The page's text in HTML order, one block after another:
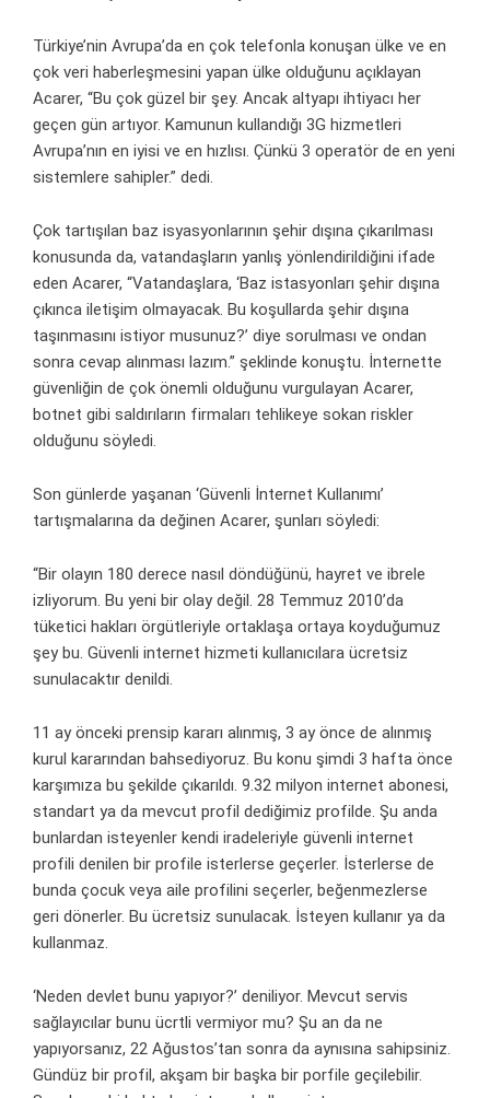
Türkiye’nin Avrupa’da en çok telefonla konuşan ülke ve en
çok veri haberleşmesini yapan ülke olduğunu açıklayan
Acarer, “Bu çok güzel bir şey. Ancak altyapı ihtiyacı her
geçen gün artıyor. Kamunun kullandığı 3G hizmetleri
Avrupa’nın en iyisi ve en hızlısı. Çünkü 3 operatör de en yeni
sistemlere sahipler.” dedi.
Çok tartışılan baz isyasyonlarının şehir dışına çıkarılması
konusunda da, vatandaşların yanlış yönlendirildiğini ifade
eden Acarer, “Vatandaşlara, ‘Baz istasyonları şehir dışına
çıkınca iletişim olmayacak. Bu koşullarda şehir dışına
taşınmasını istiyor musunuz?’ diye sorulması ve ondan
sonra cevap alınması lazım.” şeklinde konuştu. İnternette
güvenliğin de çok önemli olduğunu vurgulayan Acarer,
botnet gibi saldırıların firmaları tehlikeye sokan riskler
olduğunu söyledi.
Son günlerde yaşanan ‘Güvenli İnternet Kullanımı’
tartışmalarına da değinen Acarer, şunları söyledi:
“Bir olayın 180 derece nasıl döndüğünü, hayret ve ibrele
izliyorum. Bu yeni bir olay değil. 28 Temmuz 2010’da
tüketici hakları örgütleriyle ortaklaşa ortaya koyduğumuz
şey bu. Güvenli internet hizmeti kullanıcılara ücretsiz
sunulacaktır denildi.
11 ay önceki prensip kararı alınmış, 3 ay önce de alınmış
kurul kararından bahsediyoruz. Bu konu şimdi 3 hafta önce
karşımıza bu şekilde çıkarıldı. 9.32 milyon internet abonesi,
standart ya da mevcut profil dediğimiz profilde. Şu anda
bunlardan isteyenler kendi iradeleriyle güvenli internet
profili denilen bir profile isterlerse geçerler. İsterlerse de
bunda çocuk veya aile profilini seçerler, beğenmezlerse
geri dönerler. Bu ücretsiz sunulacak. İsteyen kullanır ya da
kullanmaz.
‘Neden devlet bunu yapıyor?’ deniliyor. Mevcut servis
sağlayıcılar bunu ücrtli vermiyor mu? Şu an da ne
yapıyorsanız, 22 Ağustos’tan sonra da aynısına sahipsiniz.
Gündüz bir profil, akşam bir başka bir porfile geçilebilir.